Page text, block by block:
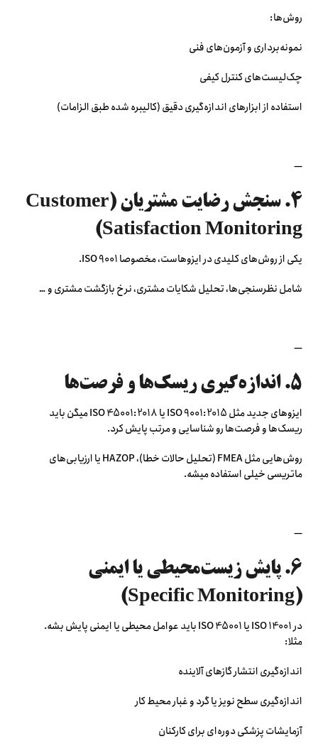
روش‌ها:
نمونه‌برداری و آزمون‌های فنی
چک‌لیست‌های کنترل کیفی
استفاده از ابزارهای اندازه‌گیری دقیق (کالیبره شده طبق الزامات)
—
۴. سنجش رضایت مشتریان (Customer
Satisfaction Monitoring)
یکی از روش‌های کلیدی در ایزوهاست، مخصوصا ISO 9001.
شامل نظرسنجی‌ها، تحلیل شکایات مشتری، نرخ بازگشت مشتری و …
—
۵. اندازه‌گیری ریسک‌ها و فرصت‌ها
ایزوهای جدید مثل ISO 9001:2015 یا ISO 45001:2018 میگن باید
ریسک‌ها و فرصت‌ها رو شناسایی و مرتب پایش کرد.
روش‌هایی مثل FMEA (تحلیل حالات خطا)، HAZOP یا ارزیابی‌های
ماتریسی خیلی استفاده میشه.
—
۶. پایش زیست‌محیطی یا ایمنی
(Specific Monitoring)
در ISO 14001 یا ISO 45001 باید عوامل محیطی یا ایمنی پایش بشه.
مثلا:
اندازه‌گیری انتشار گازهای آلاینده
اندازه‌گیری سطح نویز یا گرد و غبار محیط کار
آزمایشات پزشکی دوره‌ای برای کارکنان